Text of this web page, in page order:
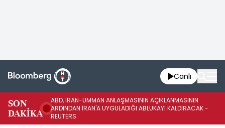
Canlı
SON
DAKİKA
ABD, İRAN-UMMAN ANLAŞMASININ AÇIKLANMASININ
ARDINDAN İRAN'A UYGULADIĞI ABLUKAYI KALDIRACAK -
REUTERS